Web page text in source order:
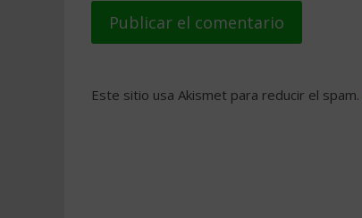
Este sitio usa Akismet para reducir el spam.